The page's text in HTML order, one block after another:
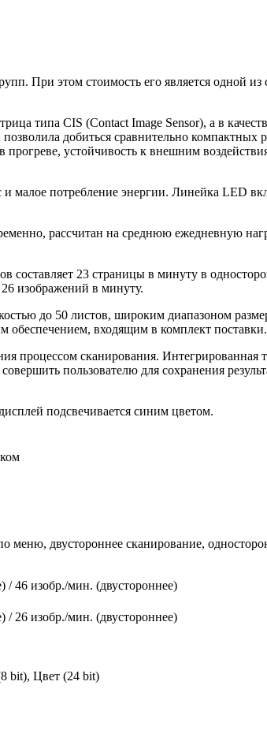
При этом стоимость его является одной
типа CIS (Contact Image Sensor), а в
добиться сравнительно компактных
прогреве, устойчивость к внешним
малое потребление энергии. Линейка LED
рассчитан на среднюю ежедневную
составляет 23 страницы в минуту в
изображений в минуту.
до 50 листов, широким диапазоном
входящим в комплект поставки.
сканирования. Интегрированная
пользователю для сохранения
подсвечивается синим цветом.
меню, двустороннее сканирование,
/ 46 изобр./мин. (двустороннее)
/ 26 изобр./мин. (двустороннее)
bit), Цвет (24 bit)